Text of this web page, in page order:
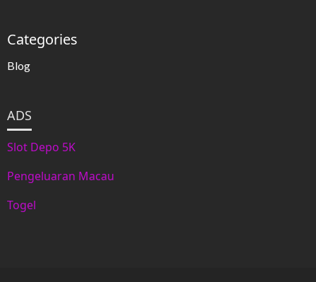
Categories
Blog
ADS
Slot Depo 5K
Pengeluaran Macau
Togel